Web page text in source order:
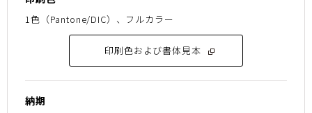
1色（Pantone/DIC）、フルカラー
印刷色および書体見本
納期